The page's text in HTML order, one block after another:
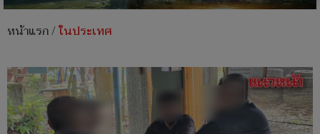
หน้าแรก/ในประเทศ